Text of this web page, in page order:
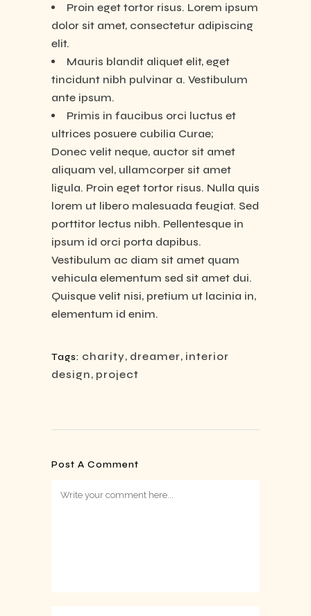
Proin eget tortor risus. Lorem ipsum
dolor sit amet, consectetur adipiscing
elit.
Mauris blandit aliquet elit, eget
tincidunt nibh pulvinar a. Vestibulum
ante ipsum.
Primis in faucibus orci luctus et
ultrices posuere cubilia Curae;
Donec velit neque, auctor sit amet
aliquam vel, ullamcorper sit amet
ligula. Proin eget tortor risus. Nulla quis
lorem ut libero malesuada feugiat. Sed
porttitor lectus nibh. Pellentesque in
ipsum id orci porta dapibus.
Vestibulum ac diam sit amet quam
vehicula elementum sed sit amet dui.
Quisque velit nisi, pretium ut lacinia in,
elementum id enim.
Tags: charity, dreamer, interior
design, project
Post A Comment